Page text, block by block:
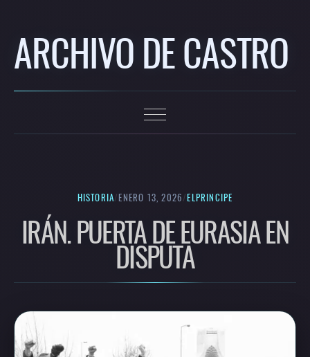
ARCHIVO DE CASTRO
HISTORIA/ENERO 13, 2026/ELPRINCIPE
IRÁN. PUERTA DE EURASIA EN
DISPUTA